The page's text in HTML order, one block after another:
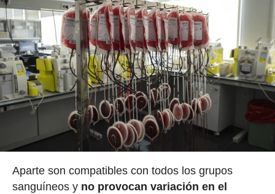
Aparte son compatibles con todos los grupos
sanguíneos y no provocan variación en el